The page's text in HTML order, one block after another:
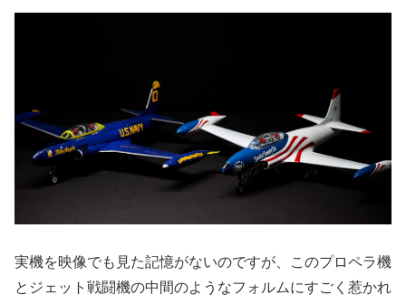
実機を映像でも見た記憶がないのですが、このプロペラ機
とジェット戦闘機の中間のようなフォルムにすごく惹かれ